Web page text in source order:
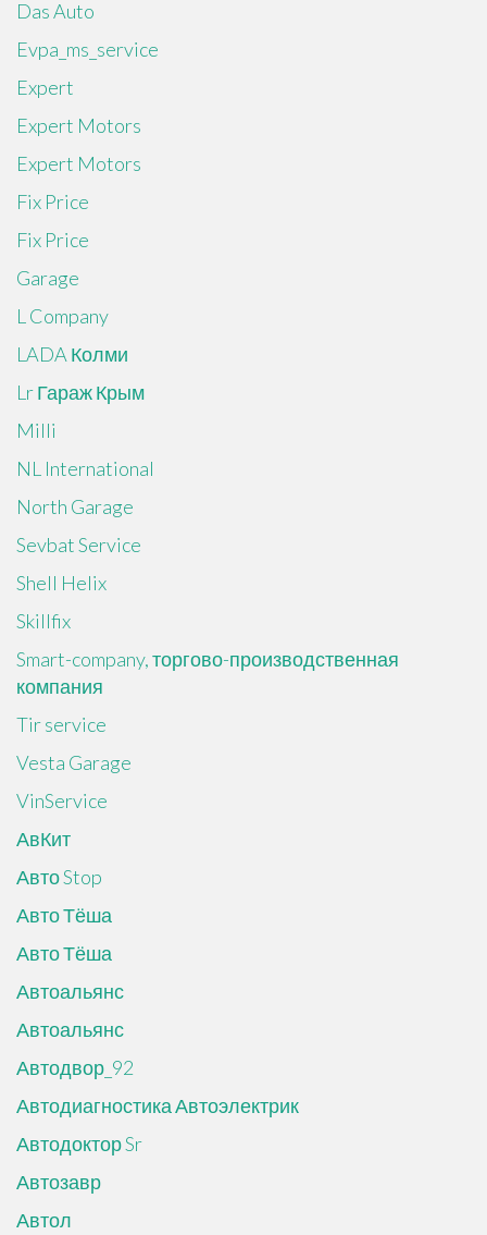
Das Auto
Evpa_ms_service
Expert
Expert Motors
Expert Motors
Fix Price
Fix Price
Garage
L Company
LADA Колми
Lr Гараж Крым
Milli
NL International
North Garage
Sevbat Service
Shell Helix
Skillfix
Smart-company, торгово-производственная
компания
Tir service
Vesta Garage
VinService
АвКит
Авто Stop
Авто Тёша
Авто Тёша
Автоальянс
Автоальянс
Автодвор_92
Автодиагностика Автоэлектрик
Автодоктор Sr
Автозавр
Автол